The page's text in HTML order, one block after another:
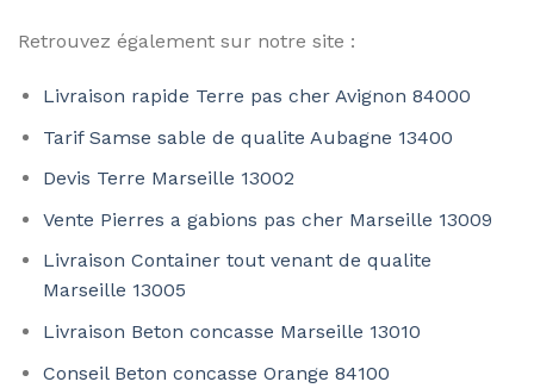
Retrouvez également sur notre site :
Livraison rapide Terre pas cher Avignon 84000
Tarif Samse sable de qualite Aubagne 13400
Devis Terre Marseille 13002
Vente Pierres a gabions pas cher Marseille 13009
Livraison Container tout venant de qualite
Marseille 13005
Livraison Beton concasse Marseille 13010
Conseil Beton concasse Orange 84100